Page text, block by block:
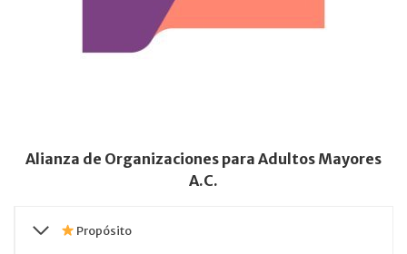
Alianza de Organizaciones para Adultos Mayores
A.C.
Propósito